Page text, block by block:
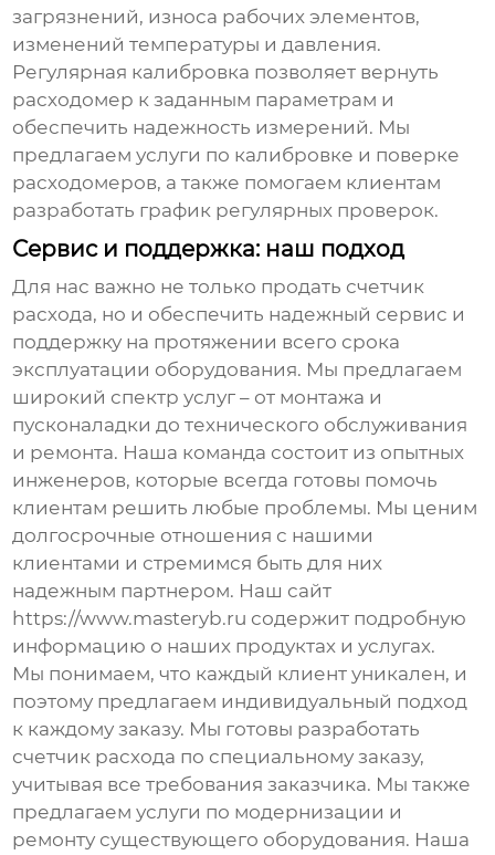
загрязнений, износа рабочих элементов,
изменений температуры и давления.
Регулярная калибровка позволяет вернуть
расходомер к заданным параметрам и
обеспечить надежность измерений. Мы
предлагаем услуги по калибровке и поверке
расходомеров, а также помогаем клиентам
разработать график регулярных проверок.
Сервис и поддержка: наш подход
Для нас важно не только продать счетчик
расхода, но и обеспечить надежный сервис и
поддержку на протяжении всего срока
эксплуатации оборудования. Мы предлагаем
широкий спектр услуг – от монтажа и
пусконаладки до технического обслуживания
и ремонта. Наша команда состоит из опытных
инженеров, которые всегда готовы помочь
клиентам решить любые проблемы. Мы ценим
долгосрочные отношения с нашими
клиентами и стремимся быть для них
надежным партнером. Наш сайт
https://www.masteryb.ru содержит подробную
информацию о наших продуктах и услугах.
Мы понимаем, что каждый клиент уникален, и
поэтому предлагаем индивидуальный подход
к каждому заказу. Мы готовы разработать
счетчик расхода по специальному заказу,
учитывая все требования заказчика. Мы также
предлагаем услуги по модернизации и
ремонту существующего оборудования. Наша